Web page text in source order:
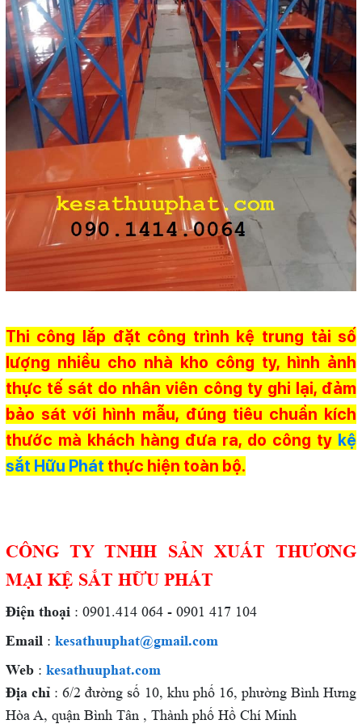
Thi công lắp đặt công trình kệ trung tải số
lượng nhiều cho nhà kho công ty, hình ảnh
thực tế sát do nhân viên công ty ghi lại, đảm
bảo sát với hình mẫu, đúng tiêu chuẩn kích
thước mà khách hàng đưa ra, do công ty kệ
sắt Hữu Phát thực hiện toàn bộ.
CÔNG TY TNHH SẢN XUẤT THƯƠNG
MẠI KỆ SẮT HỮU PHÁT
Điện thoại : 0901.414 064 - 0901 417 104
Email : kesathuuphat@gmail.com
Web : kesathuuphat.com
Địa chỉ : 6/2 đường số 10, khu phố 16, phường Bình Hưng
Hòa A, quận Bình Tân , Thành phố Hồ Chí Minh